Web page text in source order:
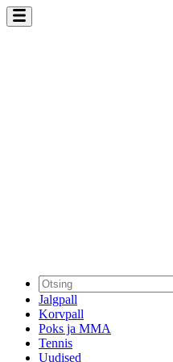
Jalgpall
Korvpall
Poks ja MMA
Tennis
Uudised